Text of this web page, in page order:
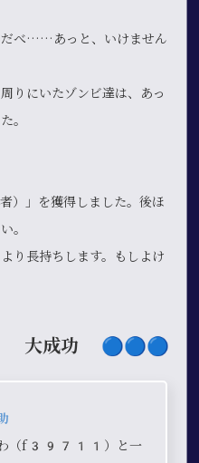
だべ……あっと、いけません
りにいたゾンビ達は、あっ
。
）」を獲得しました。後ほ
。
り長持ちします。もしよけ
大成功 🔵​🔵​🔵​
わ（f39711）と一